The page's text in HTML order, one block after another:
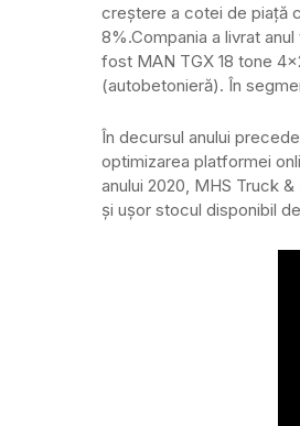
creștere a cotei de piață
8%.Compania a livrat
fost MAN TGX 18 tone
(autobetonieră). În
În decursul anului
optimizarea platformei
anului 2020, MHS Truck
și ușor stocul disponibil